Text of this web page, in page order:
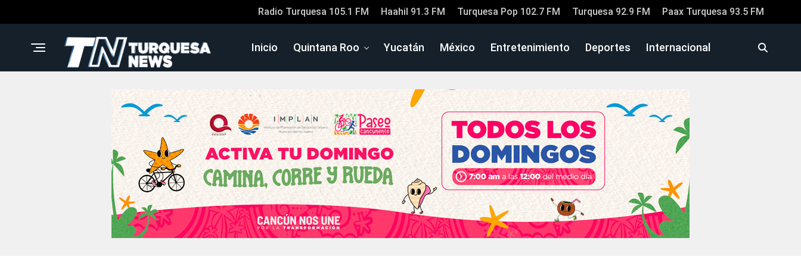
Radio Turquesa 105.1 FM Haahil 91.3 FM Turquesa Pop 102.7 FM Turquesa 92.9 FM Paax Turquesa 93.5 FM
Inicio Quintana Roo Yucatán México Entretenimiento Deportes Internacional